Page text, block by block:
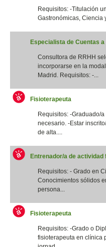
Requisitos: -Titulación
Gastronómicas, Ciencia
Especialista de Cuentas a
Consultora de RRHH
incorporarse en la
Madrid. Requisitos: -...
Fisioterapeuta
Requisitos: -Graduado/
necesario. -Estar
de alta....
Entrenador/a de actividad
Requisitos: - Grado en
Conocimientos sólidos
persona...
Fisioterapeuta
Requisitos: -Grado o
fisioterapeuta en clínica